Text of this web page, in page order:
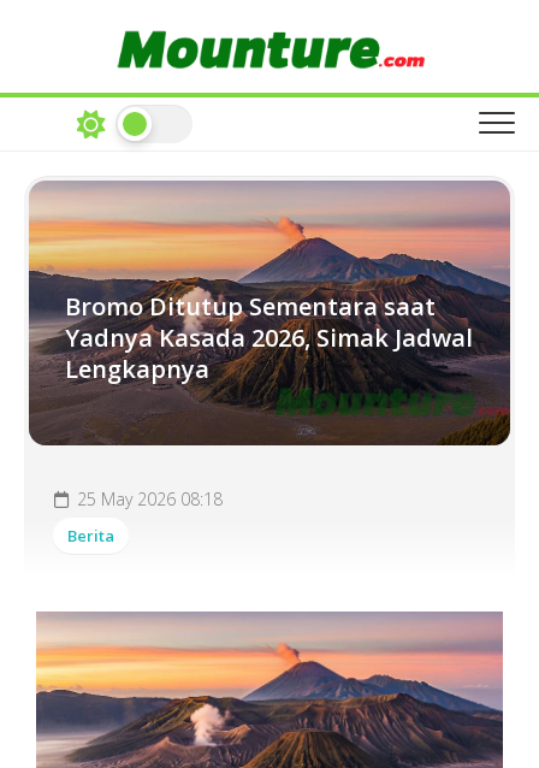
Bromo Ditutup Sementara saat
Yadnya Kasada 2026, Simak Jadwal
Lengkapnya
25 May 2026 08:18
Berita